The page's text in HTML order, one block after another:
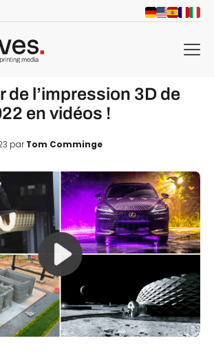
menu
de l’impression 3D de
en vidéos !
parTom Comminge